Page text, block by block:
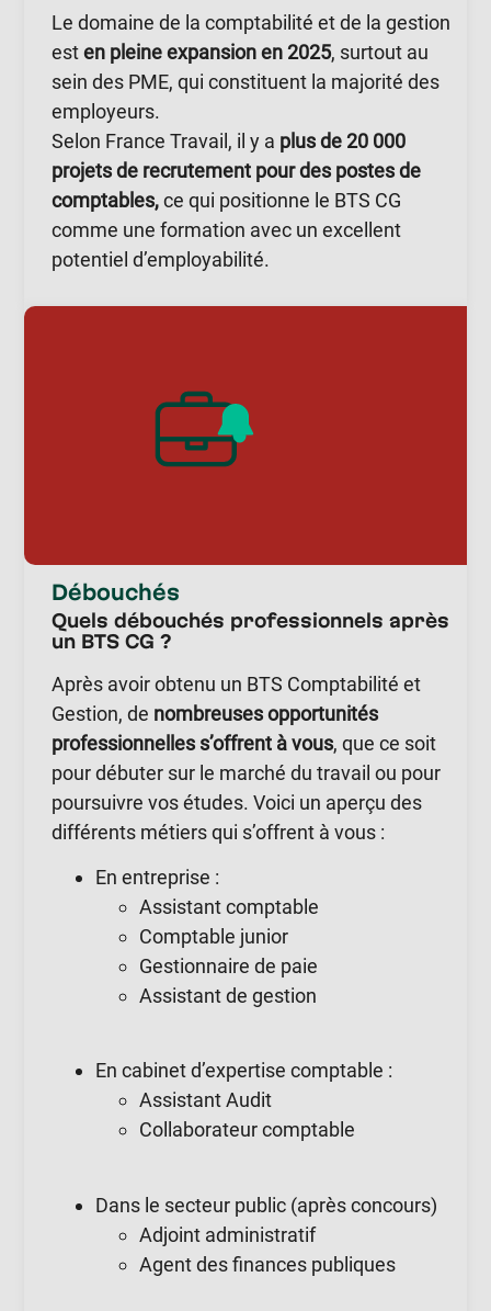
Le domaine de la comptabilité et de la gestion
esten pleine expansion en 2025, surtout au
sein des PME, qui constituent la majorité des
employeurs.
Selon France Travail, il y a plus de 20 000
projets de recrutement pour des postes de
comptables,ce qui positionne le BTS CG
comme une formation avec un excellent
potentiel d’employabilité.
Débouchés
Quels débouchés professionnels après
un BTS CG ?
Après avoir obtenu un BTS Comptabilité et
Gestion, de nombreuses opportunités
professionnelles s’offrent à vous, que ce soit
pour débuter sur le marché du travail ou pour
poursuivre vos études. Voici un aperçu des
différents métiers qui s’offrent à vous :
En entreprise :
Assistant comptable
Comptable junior
Gestionnaire de paie
Assistant de gestion
En cabinet d’expertise comptable :
Assistant Audit
Collaborateur comptable
Dans le secteur public (après concours)
Adjoint administratif
Agent des finances publiques